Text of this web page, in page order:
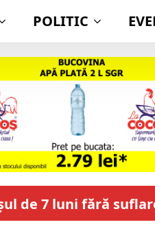
POLITIC
de 7 luni fără